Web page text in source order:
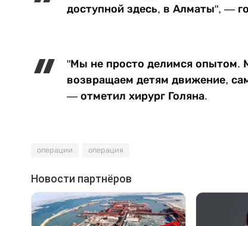
доступной здесь, в Алматы", —
"Мы не просто делимся опытом.
возвращаем детям движение,
— отметил хирург Голяна.
операции операция